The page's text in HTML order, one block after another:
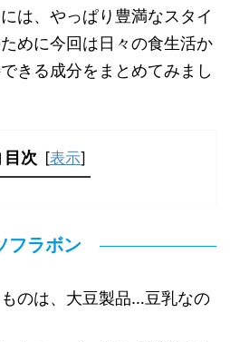
は、やっぱり豊満なスタイ
めに今回は日々の食生活か
きる成分をまとめてみまし
目次 [表示]
フラボン
のは、大豆製品…豆乳なの